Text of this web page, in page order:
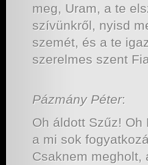
meg, Uram, a te
szívünkről, nyisd
szemét, és a te
szerelmes szent
Pázmány Péter
Oh áldott Szűz!
a mi sok
Csaknem megholt,